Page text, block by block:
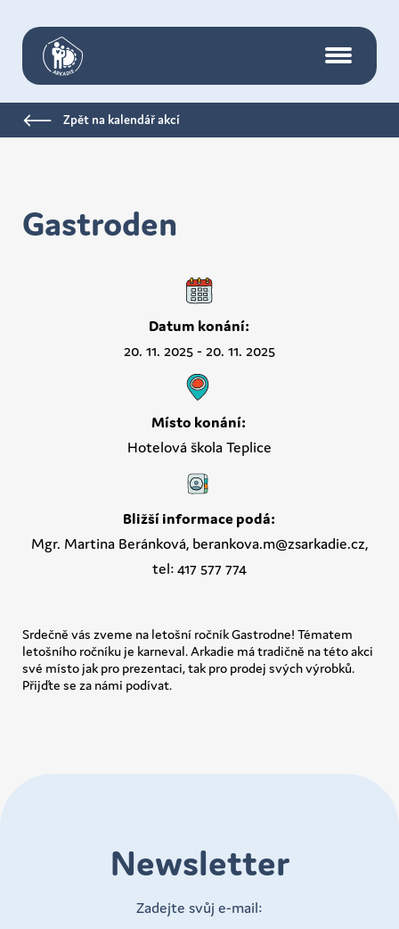
Zpět na kalendář akcí
Gastroden
Datum konání:
20. 11. 2025 - 20. 11. 2025
Místo konání:
Hotelová škola Teplice
Bližší informace podá:
Mgr. Martina Beránková, berankova.m@zsarkadie.cz,
tel: 417 577 774
Srdečně vás zveme na letošní ročník Gastrodne! Tématem
letošního ročníku je karneval. Arkadie má tradičně na této akci
své místo jak pro prezentaci, tak pro prodej svých výrobků.
Přijďte se za námi podívat.
Newsletter
Zadejte svůj e-mail: